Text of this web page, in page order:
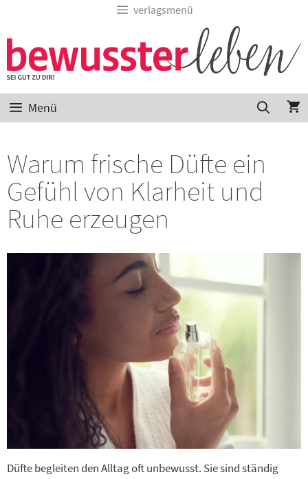
verlagsmenü
Menü
Warum frische Düfte ein
Gefühl von Klarheit und
Ruhe erzeugen
Düfte begleiten den Alltag oft unbewusst. Sie sind ständig